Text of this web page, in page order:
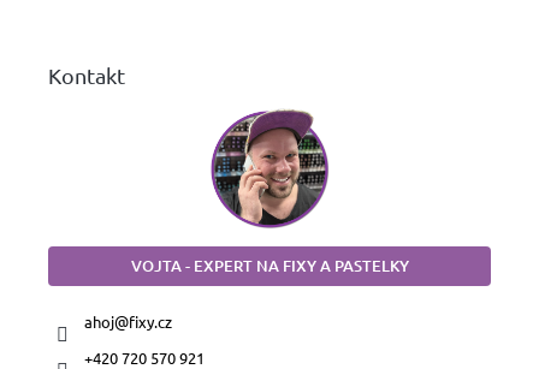
Kontakt
VOJTA - EXPERT NA FIXY A PASTELKY
ahoj@fixy.cz
+420 720 570 921